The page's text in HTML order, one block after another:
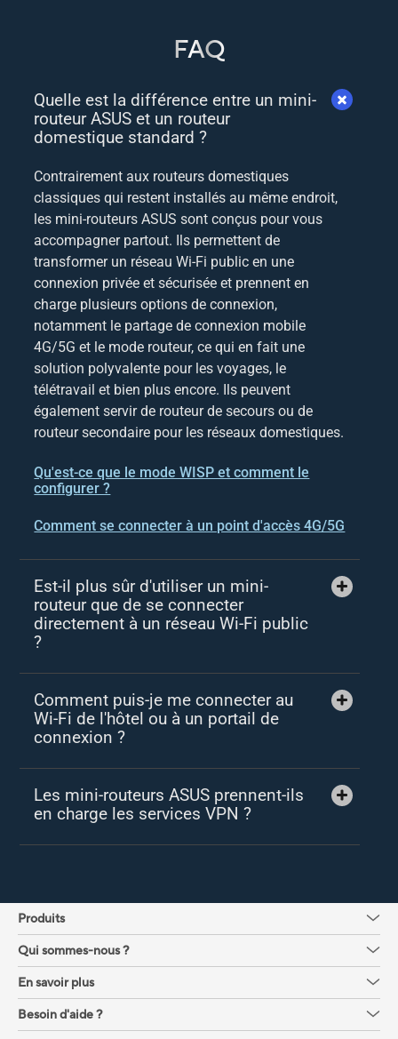
FAQ
Quelle est la différence entre un mini-
routeur ASUS et un routeur
domestique standard ?
Contrairement aux routeurs domestiques
classiques qui restent installés au même endroit,
les mini-routeurs ASUS sont conçus pour vous
accompagner partout. Ils permettent de
transformer un réseau Wi-Fi public en une
connexion privée et sécurisée et prennent en
charge plusieurs options de connexion,
notamment le partage de connexion mobile
4G/5G et le mode routeur, ce qui en fait une
solution polyvalente pour les voyages, le
télétravail et bien plus encore. Ils peuvent
également servir de routeur de secours ou de
routeur secondaire pour les réseaux domestiques.
Qu'est-ce que le mode WISP et comment le
configurer ?
Comment se connecter à un point d'accès 4G/5G
Est-il plus sûr d'utiliser un mini-
routeur que de se connecter
directement à un réseau Wi-Fi public
?
Comment puis-je me connecter au
Wi-Fi de l'hôtel ou à un portail de
connexion ?
Les mini-routeurs ASUS prennent-ils
en charge les services VPN ?
Produits
Qui sommes-nous ?
En savoir plus
Besoin d'aide ?